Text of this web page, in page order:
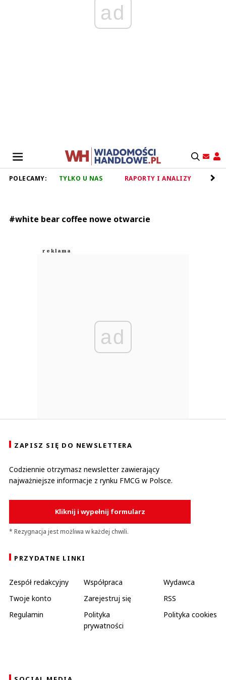
ad
POLECAMY: TYLKO U NAS RAPORTY I ANALIZY
#white bear coffee nowe otwarcie
ad
ZAPISZ SIĘ DO NEWSLETTERA
Codziennie otrzymasz newsletter zawierający
najważniejsze informacje z rynku FMCG w Polsce.
Kliknij i wypełnij formularz
* Rezygnacja jest możliwa w każdej chwili.
PRZYDATNE LINKI
Zespół redakcyjny Współpraca
Wydawca
Twoje konto
Zarejestruj się
RSS
Regulamin
Polityka
prywatności
Polityka cookies